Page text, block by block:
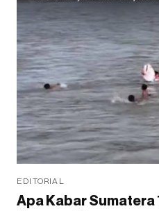
EDITORIAL
Apa Kabar Sumatera